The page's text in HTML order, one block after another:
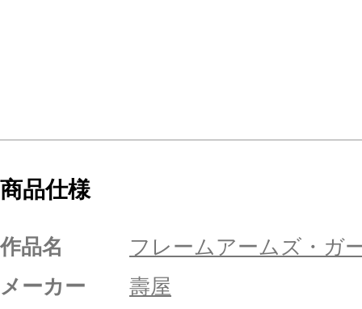
商品仕様
作品名
フレームアームズ・ガ
メーカー
壽屋